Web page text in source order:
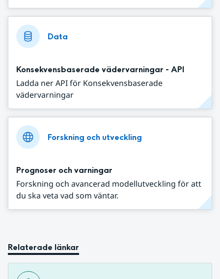
Data
Konsekvensbaserade vädervarningar - API
Ladda ner API för Konsekvensbaserade
vädervarningar
Forskning och utveckling
Prognoser och varningar
Forskning och avancerad modellutveckling för att
du ska veta vad som väntar.
Relaterade länkar